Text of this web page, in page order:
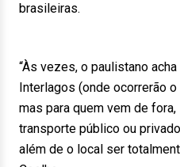
brasileiras.
“Às vezes, o paulistano
Interlagos (onde ocorrerão
mas para quem vem de
transporte público ou
além de o local ser